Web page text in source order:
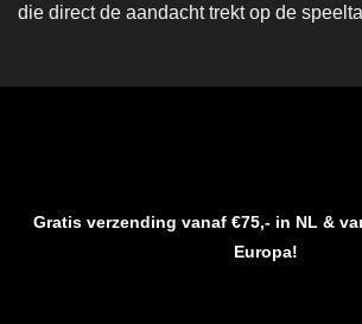
die direct de aandacht trekt op de
Gratis verzending vanaf €75,- in NL &
Europa!